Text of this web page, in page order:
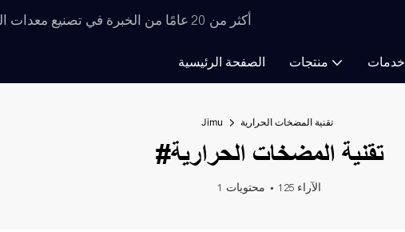
أكثر من 20 عامًا من الخبرة في تصنيع معدات التجفيف، ابتكارات لا حصر لها في مجال التجفيف
الصفحة الرئيسية منتجات خدمات
Jimu تقنية المضخات الحرارية
#تقنية المضخات الحرارية
1 محتويات 125 الآراء